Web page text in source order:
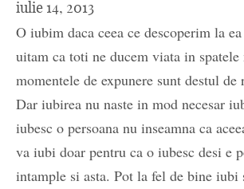
iulie 14, 2013
O iubim daca ceea ce descoperim la
uitam ca toti ne ducem viata in
momentele de expunere sunt destul de
Dar iubirea nu naste in mod necesar
iubesc o persoana nu inseamna ca
va iubi doar pentru ca o iubesc desi e
intample si asta. Pot la fel de bine iubi